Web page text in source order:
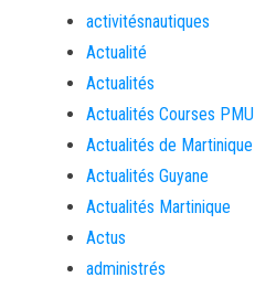
activitésnautiques
Actualité
Actualités
Actualités Courses PMU
Actualités de Martinique
Actualités Guyane
Actualités Martinique
Actus
administrés